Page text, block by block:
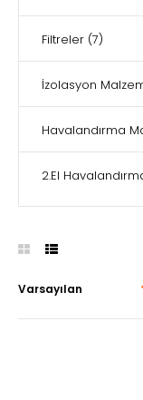
Filtreler (7)
İzolasyon
Havalandırma
2.El